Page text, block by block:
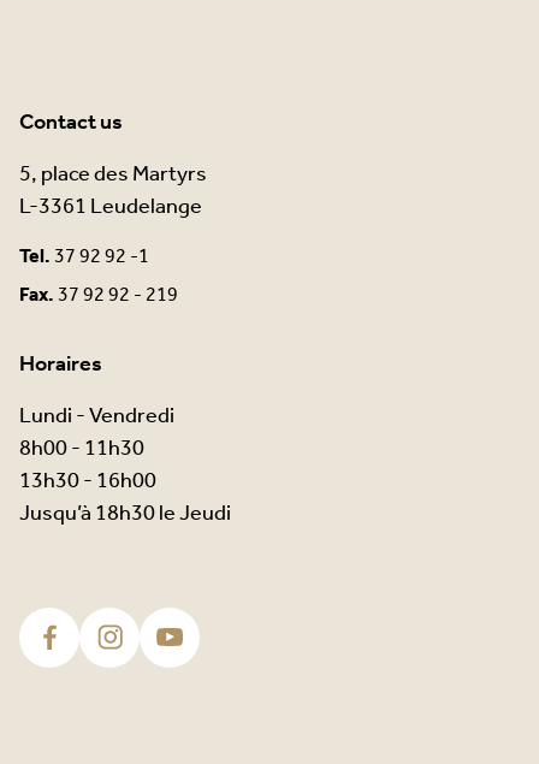
Contact us
5, place des Martyrs
L-3361 Leudelange
Tel.37 92 92 -1
Fax.37 92 92 - 219
Horaires
Lundi - Vendredi
8h00 - 11h30
13h30 - 16h00
Jusqu’à 18h30 le Jeudi